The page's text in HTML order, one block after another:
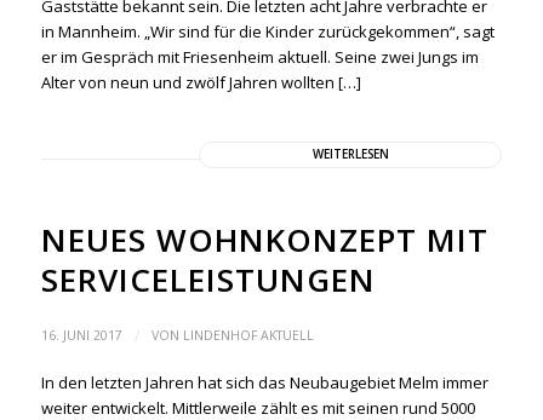
Gaststätte bekannt sein. Die letzten acht Jahre verbrachte er
in Mannheim. „Wir sind für die Kinder zurückgekommen“, sagt
er im Gespräch mit Friesenheim aktuell. Seine zwei Jungs im
Alter von neun und zwölf Jahren wollten […]
WEITERLESEN
NEUES WOHNKONZEPT MIT
SERVICELEISTUNGEN
16. JUNI 2017 / VON LINDENHOF AKTUELL
In den letzten Jahren hat sich das Neubaugebiet Melm immer
weiter entwickelt. Mittlerweile zählt es mit seinen rund 5000